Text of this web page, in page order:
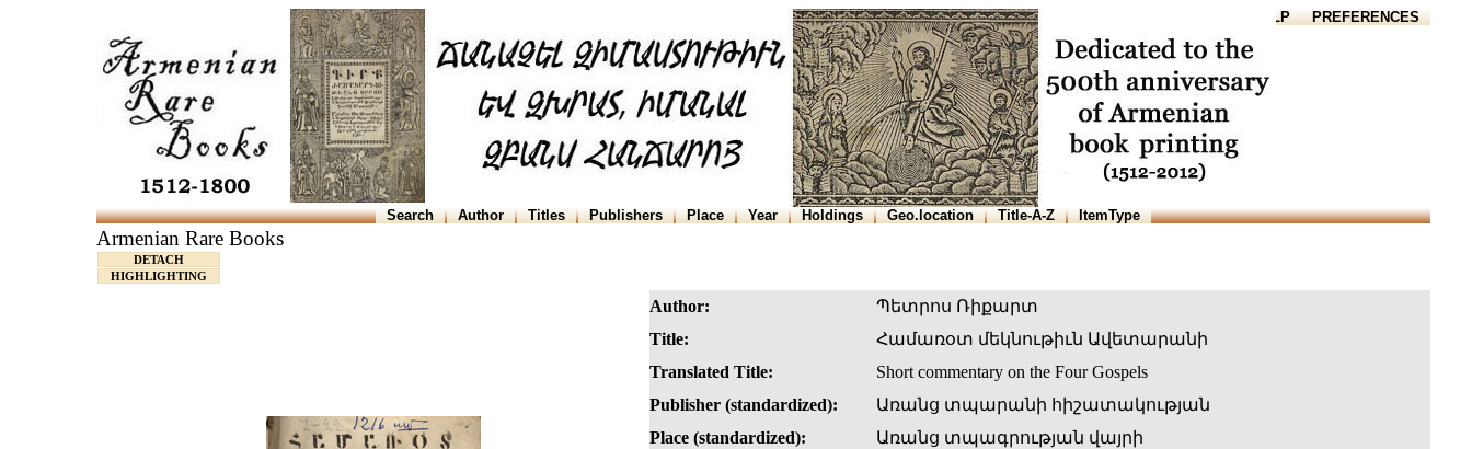
HELP PREFERENCES
Search Author Titles Publishers Place Year Holdings Geo.location Title-A-Z ItemType
Armenian Rare Books
DETACH
HIGHLIGHTING
Author:
Պետրոս Ռիքարտ
Title:
Համառօտ մեկնութիւն Ավետարանի
Translated Title:
Short commentary on the Four Gospels
Publisher (standardized):
Առանց տպարանի հիշատակության
Place (standardized):
Առանց տպագրության վայրի